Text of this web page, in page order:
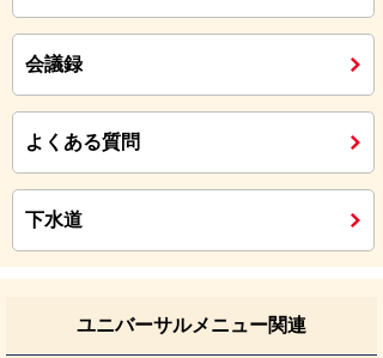
会議録
よくある質問
下水道
ユニバーサルメニュー関連